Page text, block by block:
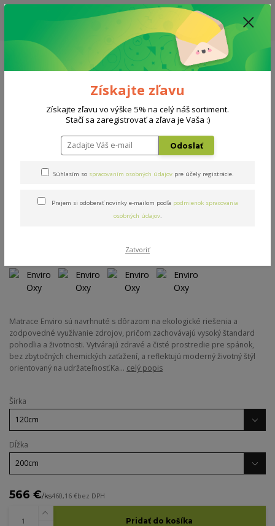
ZĽAVA: VŠETKY VYSTAVENÉ POSTELE ZA 400€ - CENA MATRACU A ROŠTU
PODĽA VÝBERU / DODACIA LEHOTA JE AKTUÁLNE 10-15 PRACOVNÝCH
Menu
0908 777 700 Po-So: 10-18 hod.
0
Matrace Enviro Oxy
Enviro Oxy
Novinka
Matrace Enviro sú navrhnuté s dôrazom na ekologické riešenia a
zodpovedné využívanie zdrojov, pričom zachovávajú vysoký štandard
pohodlia a životnosti. Vytvárajú zdravé a čisté prostredie pre spánok,
bez zbytočných chemických zaťažení, a reflektujú moderný životný štýl
orientovaný na udržateľnosť.Ka... celý popis
Šírka
Dĺžka
566 €/ks460,16 €bez DPH
Pridať do košíka
Získajte zľavu
Získajte zľavu vo výške 5% na celý náš sortiment.
Stačí sa zaregistrovať a zľava je Vaša :)
Odoslať
Súhlasím so spracovaním osobných údajov pre účely registrácie.
Prajem si odoberať novinky e-mailom podľa podmienok spracovania
osobných údajov.
Zatvoriť